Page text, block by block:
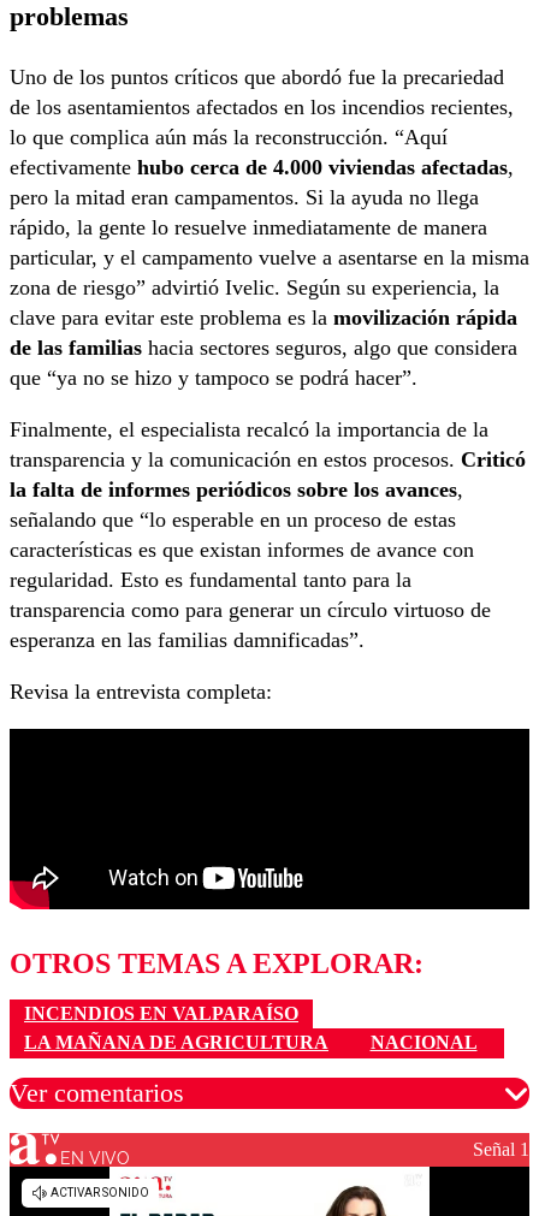
problemas
Uno de los puntos críticos que abordó fue la precariedad
de los asentamientos afectados en los incendios recientes,
lo que complica aún más la reconstrucción. “Aquí
efectivamente hubo cerca de 4.000 viviendas afectadas,
pero la mitad eran campamentos. Si la ayuda no llega
rápido, la gente lo resuelve inmediatamente de manera
particular, y el campamento vuelve a asentarse en la misma
zona de riesgo” advirtió Ivelic. Según su experiencia, la
clave para evitar este problema es la movilización rápida
de las familias hacia sectores seguros, algo que considera
que “ya no se hizo y tampoco se podrá hacer”​.
Finalmente, el especialista recalcó la importancia de la
transparencia y la comunicación en estos procesos. Criticó
la falta de informes periódicos sobre los avances,
señalando que “lo esperable en un proceso de estas
características es que existan informes de avance con
regularidad. Esto es fundamental tanto para la
transparencia como para generar un círculo virtuoso de
esperanza en las familias damnificadas”​.
Revisa la entrevista completa:
OTROS TEMAS A EXPLORAR:
INCENDIOS EN VALPARAÍSO
LA MAÑANA DE AGRICULTURA
NACIONAL
Ver comentarios
Los comentarios son moderados para garantizar un
diálogo respetuoso.
EN VIVO Señal 1